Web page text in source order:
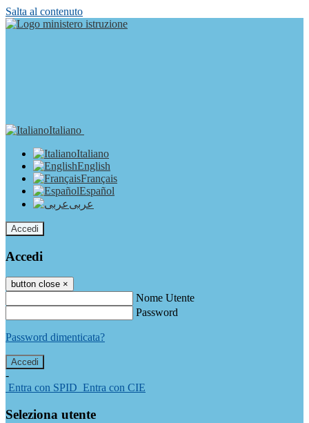
Salta al contenuto
Italiano
Italiano
English
Français
Español
عربى
Accedi
Accedi
button close ×
Nome Utente
Password
Password dimenticata?
-
Entra con SPID Entra con CIE
Seleziona utente